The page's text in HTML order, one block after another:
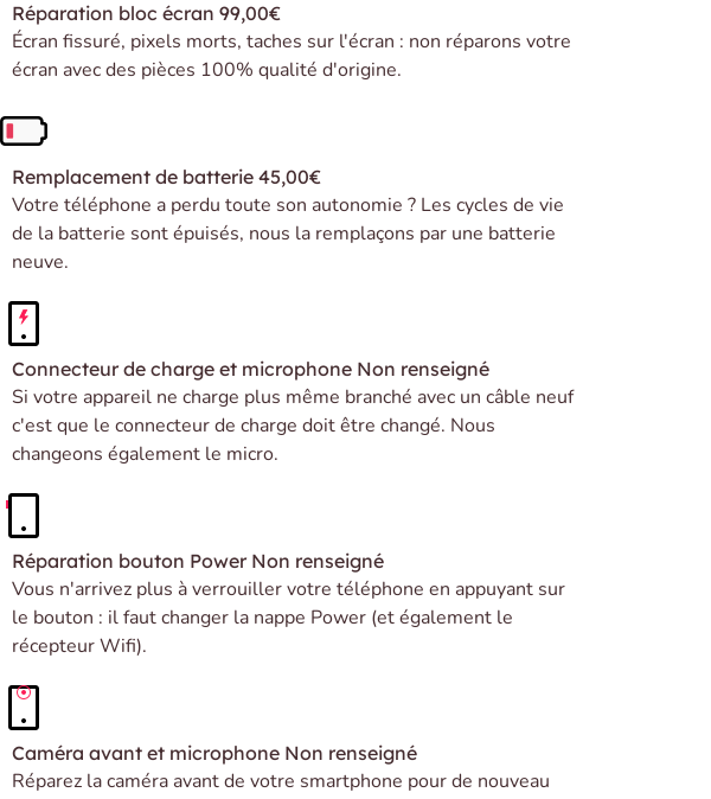
Réparation bloc écran 99,00€
Écran fissuré, pixels morts, taches sur l'écran : non réparons votre
écran avec des pièces 100% qualité d'origine.
Remplacement de batterie 45,00€
Votre téléphone a perdu toute son autonomie ? Les cycles de vie
de la batterie sont épuisés, nous la remplaçons par une batterie
neuve.
Connecteur de charge et microphone Non renseigné
Si votre appareil ne charge plus même branché avec un câble neuf
c'est que le connecteur de charge doit être changé. Nous
changeons également le micro.
Réparation bouton Power Non renseigné
Vous n'arrivez plus à verrouiller votre téléphone en appuyant sur
le bouton : il faut changer la nappe Power (et également le
récepteur Wifi).
Caméra avant et microphone Non renseigné
Réparez la caméra avant de votre smartphone pour de nouveau